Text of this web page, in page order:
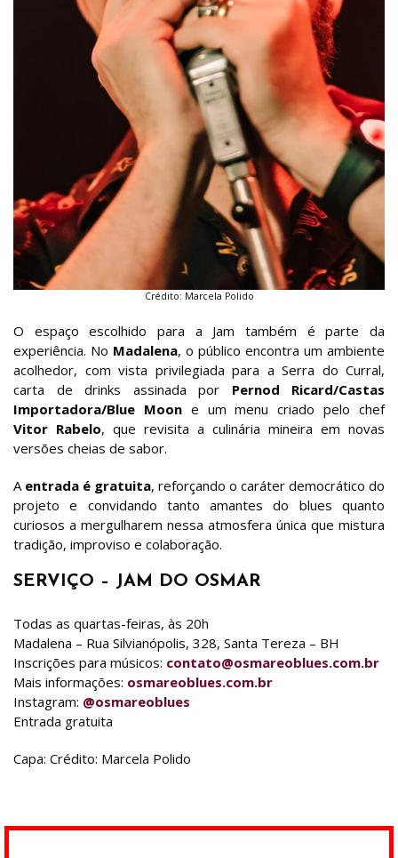
Crédito: Marcela Polido
O espaço escolhido para a Jam também é parte da
experiência. No Madalena, o público encontra um ambiente
acolhedor, com vista privilegiada para a Serra do Curral,
carta de drinks assinada por Pernod Ricard/Castas
Importadora/Blue Moone um menu criado pelo chef
Vitor Rabelo, que revisita a culinária mineira em novas
versões cheias de sabor.
A entrada é gratuita, reforçando o caráter democrático do
projeto e convidando tanto amantes do blues quanto
curiosos a mergulharem nessa atmosfera única que mistura
tradição, improviso e colaboração.
SERVIÇO – JAM DO OSMAR
Todas as quartas-feiras, às 20h
Madalena – Rua Silvianópolis, 328, Santa Tereza – BH
Inscrições para músicos: contato@osmareoblues.com.br
Mais informações: osmareoblues.com.br
Instagram: @osmareoblues
Entrada gratuita
Capa: Crédito: Marcela Polido